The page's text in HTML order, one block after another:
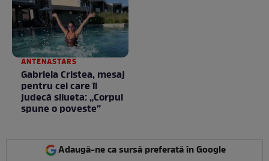
ANTENASTARS
Gabriela Cristea, mesaj
pentru cei care îi
judecă silueta: „Corpul
spune o poveste”
Adaugă-ne ca sursă preferată în Google